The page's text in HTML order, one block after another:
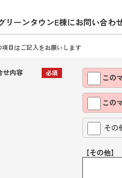
リーンタウンE棟にお問い合わ
項目はご記入をお願いします
せ内容 必須 この
この
その
【その他】